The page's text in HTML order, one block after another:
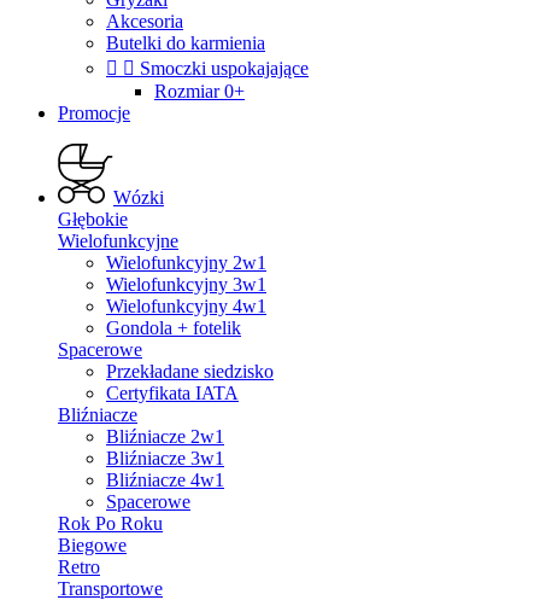
Akcesoria
Butelki do karmienia
  Smoczki uspokajające
Rozmiar 0+
Promocje
Wózki
Głębokie
Wielofunkcyjne
Wielofunkcyjny 2w1
Wielofunkcyjny 3w1
Wielofunkcyjny 4w1
Gondola + fotelik
Spacerowe
Przekładane siedzisko
Certyfikata IATA
Bliźniacze
Bliźniacze 2w1
Bliźniacze 3w1
Bliźniacze 4w1
Spacerowe
Rok Po Roku
Biegowe
Retro
Transportowe